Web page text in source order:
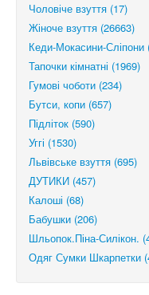
Чоловіче взуття (17)
Жіноче взуття (26663)
Кеди-Мокасини-Сліпони
Тапочки кімнатні (1969)
Гумові чоботи (234)
Бутси, копи (657)
Підліток (590)
Уггі (1530)
Львівське взуття (695)
ДУТИКИ (457)
Калоші (68)
Бабушки (206)
Шльопок.Піна-Силікон.
Одяг Сумки Шкарпетки